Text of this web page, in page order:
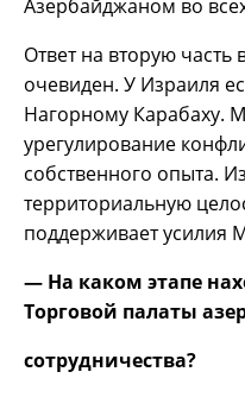
Азербайджаном во
Ответ на вторую
очевиден. У Израиля
Нагорному Карабаху.
урегулирование
собственного опыта.
территориальную
поддерживает усилия
— На каком этапе
Торговой палаты
сотрудничества?